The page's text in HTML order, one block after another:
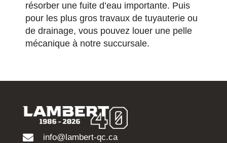
résorber une fuite d’eau importante. Puis
pour les plus gros travaux de tuyauterie ou
de drainage, vous pouvez louer une pelle
mécanique à notre succursale.
info@lambert-qc.ca